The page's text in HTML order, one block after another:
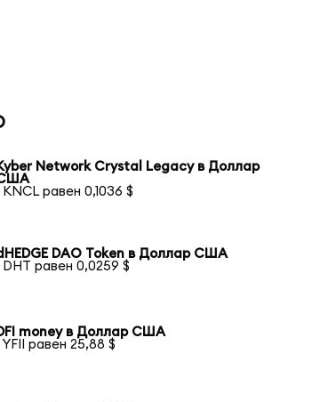
Network Crystal Legacy в Доллар
KNCL равен 0,1036 $
DAO Token в Доллар США
DHT равен 0,0259 $
money в Доллар США
YFII равен 25,88 $